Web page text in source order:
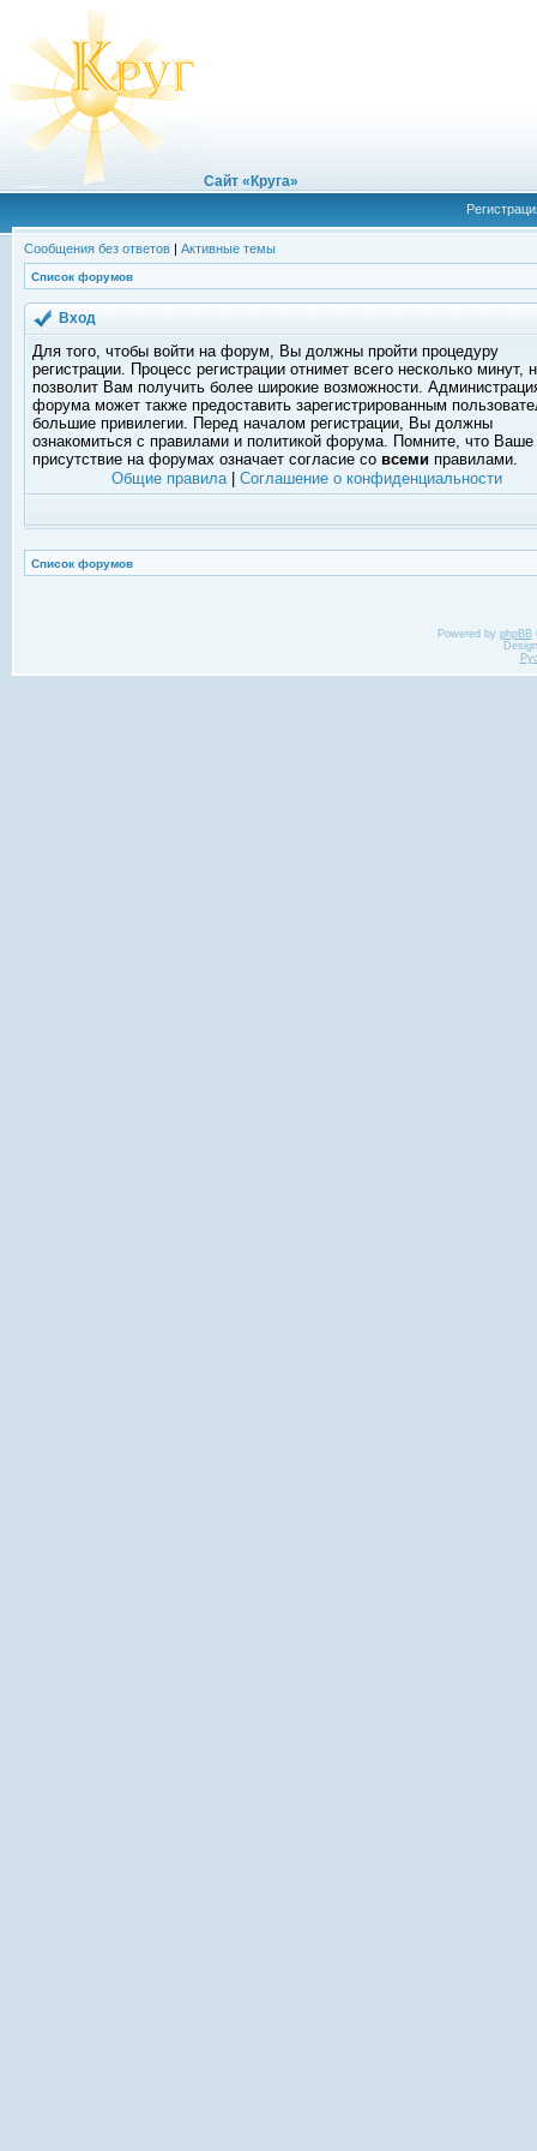
Сайт «Круга»
Сообщения без ответов | Активные темы
Список форумов
Вход
Для того, чтобы войти на форум, Вы должны пройти процедуру
регистрации. Процесс регистрации отнимет всего несколько минут,
позволит Вам получить более широкие возможности.
форума может также предоставить зарегистрированным
большие привилегии. Перед началом регистрации, Вы должны
ознакомиться с правилами и политикой форума. Помните, что Ваше
присутствие на форумах означает согласие со всеми правилами.
Общие правила| Соглашение о конфиденциальности
Список форумов
Powered by phpBB